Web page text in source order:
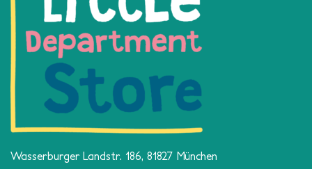
Wasserburger Landstr. 186, 81827 München